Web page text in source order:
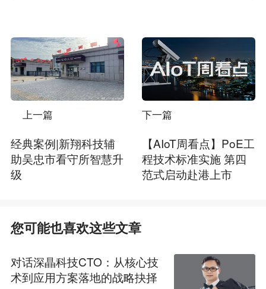
上一篇
经典案例|新翔科技辅
助吴忠市看守所智慧升
级
下一篇
【AIoT周看点】PoE工
程技术标准实施 第四
范式启动赴港上市
您可能也喜欢这些文章
对话深瞐科技CTO：从核心技
术到应用方案落地的战略抉择